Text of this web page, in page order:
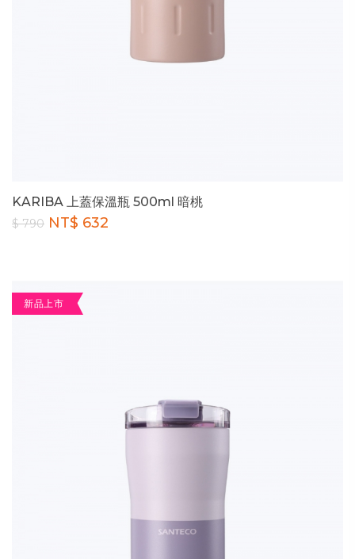
KARIBA 上蓋保溫瓶 500ml 暗桃
$ 790 NT$ 632
新品上市